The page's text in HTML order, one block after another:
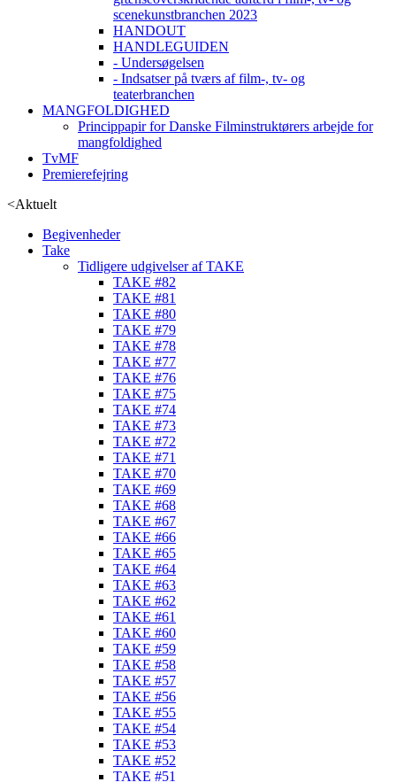
scenekunstbranchen 2023
HANDOUT
HANDLEGUIDEN
- Undersøgelsen
- Indsatser på tværs af film-, tv- og
teaterbranchen
MANGFOLDIGHED
Princippapir for Danske Filminstruktørers arbejde for
mangfoldighed
TvMF
Premierefejring
<Aktuelt
Begivenheder
Take
Tidligere udgivelser af TAKE
TAKE #82
TAKE #81
TAKE #80
TAKE #79
TAKE #78
TAKE #77
TAKE #76
TAKE #75
TAKE #74
TAKE #73
TAKE #72
TAKE #71
TAKE #70
TAKE #69
TAKE #68
TAKE #67
TAKE #66
TAKE #65
TAKE #64
TAKE #63
TAKE #62
TAKE #61
TAKE #60
TAKE #59
TAKE #58
TAKE #57
TAKE #56
TAKE #55
TAKE #54
TAKE #53
TAKE #52
TAKE #51